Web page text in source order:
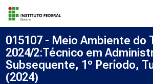
Skip to navigation
Skip to login form
Ir para o conteúdo principal
Skip to accessibility options
Skip to footer
Skip accessibility options
015107 - Meio Ambiente do
2024/2:Técnico em
Subsequente, 1º Período,
(2024)